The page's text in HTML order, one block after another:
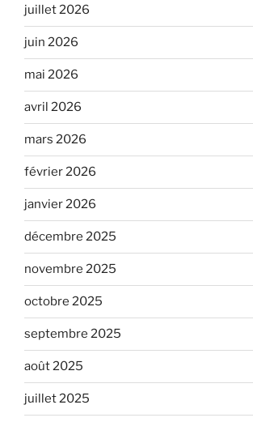
juillet 2026
juin 2026
mai 2026
avril 2026
mars 2026
février 2026
janvier 2026
décembre 2025
novembre 2025
octobre 2025
septembre 2025
août 2025
juillet 2025